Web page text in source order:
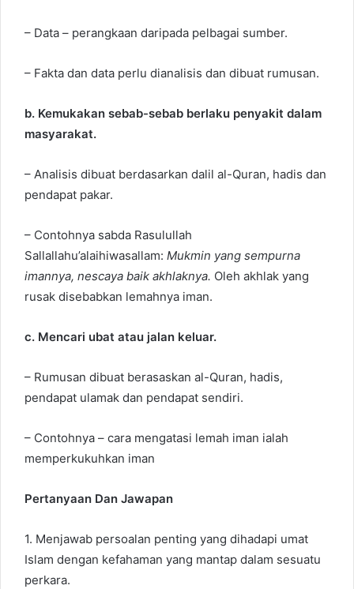
– Data – perangkaan daripada pelbagai sumber.
– Fakta dan data perlu dianalisis dan dibuat rumusan.
b. Kemukakan sebab-sebab berlaku penyakit dalam
masyarakat.
– Analisis dibuat berdasarkan dalil al-Quran, hadis dan
pendapat pakar.
– Contohnya sabda Rasulullah
Sallallahu’alaihiwasallam: Mukmin yang sempurna
imannya, nescaya baik akhlaknya. Oleh akhlak yang
rusak disebabkan lemahnya iman.
c. Mencari ubat atau jalan keluar.
– Rumusan dibuat berasaskan al-Quran, hadis,
pendapat ulamak dan pendapat sendiri.
– Contohnya – cara mengatasi lemah iman ialah
memperkukuhkan iman
Pertanyaan Dan Jawapan
1. Menjawab persoalan penting yang dihadapi umat
Islam dengan kefahaman yang mantap dalam sesuatu
perkara.